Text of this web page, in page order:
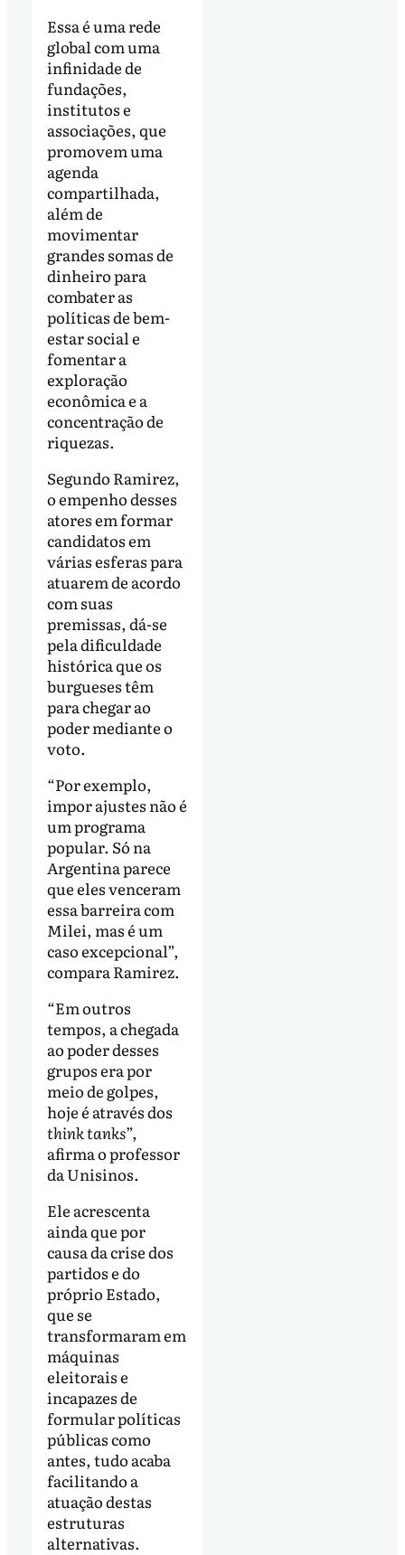
Essa é uma rede
global com uma
infinidade de
fundações,
institutos e
associações, que
promovem uma
agenda
compartilhada,
além de
movimentar
grandes somas de
dinheiro para
combater as
políticas de bem-
estar social e
fomentar a
exploração
econômica e a
concentração de
riquezas.
Segundo Ramirez,
o empenho desses
atores em formar
candidatos em
várias esferas para
atuarem de acordo
com suas
premissas, dá-se
pela dificuldade
histórica que os
burgueses têm
para chegar ao
poder mediante o
voto.
“Por exemplo,
impor ajustes não é
um programa
popular. Só na
Argentina parece
que eles venceram
essa barreira com
Milei, mas é um
caso excepcional”,
compara Ramirez.
“Em outros
tempos, a chegada
ao poder desses
grupos era por
meio de golpes,
hoje é através dos
think tanks”,
afirma o professor
da Unisinos.
Ele acrescenta
ainda que por
causa da crise dos
partidos e do
próprio Estado,
que se
transformaram em
máquinas
eleitorais e
incapazes de
formular políticas
públicas como
antes, tudo acaba
facilitando a
atuação destas
estruturas
alternativas.